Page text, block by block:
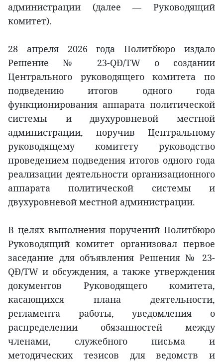
администрации (далее — Руководящий
комитет).
28 апреля 2026 года Политбюро издало
Решение № 23-QĐ/TW о создании
Центрального руководящего комитета по
подведению итогов одного года
функционирования аппарата политической
системы и двухуровневой местной
администрации, поручив Центральному
руководящему комитету руководство
проведением подведения итогов одного года
реализации деятельности организационного
аппарата политической системы и
двухуровневой местной администрации.
В целях выполнения поручений Политбюро
Руководящий комитет организовал первое
заседание для объявления Решения № 23-
QĐ/TW и обсуждения, а также утверждения
документов Руководящего комитета,
касающихся плана деятельности,
регламента работы, уведомления о
распределении обязанностей между
членами, служебного письма и
методических тезисов для ведомств и